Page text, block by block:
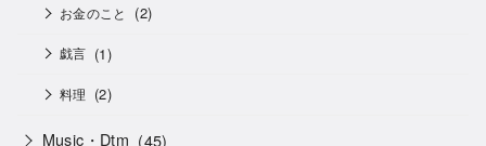
お金のこと (2)
戯言 (1)
料理 (2)
Music・Dtm (45)